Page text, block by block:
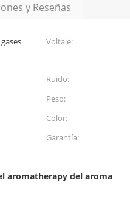
y Reseñas
Voltaje:
Ruido:
Peso:
Color:
Garantía:
aromatherapy del aroma